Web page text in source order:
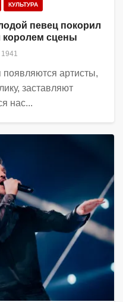
КУЛЬТУРА
певец покорил
королем сцены
артисты,
заставляют
нас...